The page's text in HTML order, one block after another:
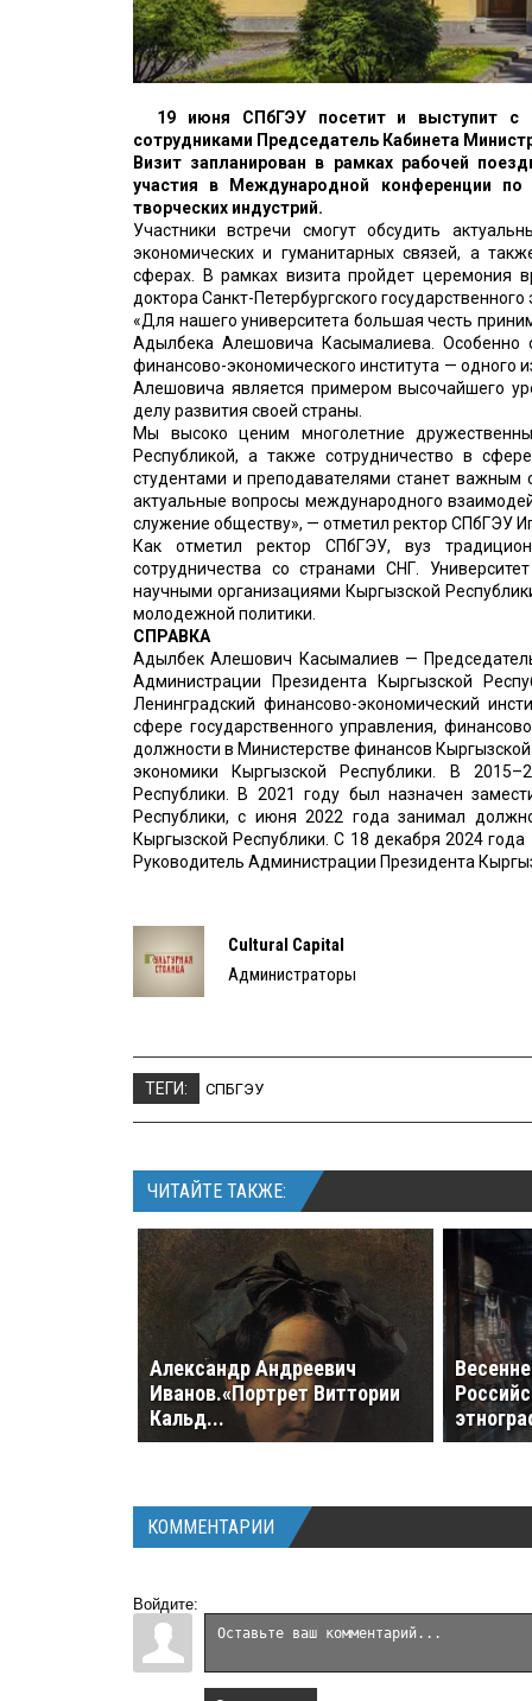
19 июня СПбГЭУ посетит и выступит с
сотрудниками Председатель Кабинета
Визит запланирован в рамках рабочей
участия в Международной конференции по
творческих индустрий.
Участники встречи смогут обсудить
экономических и гуманитарных связей, а
сферах. В рамках визита пройдет церемония
доктора Санкт-Петербургского
«Для нашего университета большая честь
Адылбека Алешовича Касымалиева. Особенно
финансово-экономического института —
Алешовича является примером высочайшего
делу развития своей страны.
Мы высоко ценим многолетние
Республикой, а также сотрудничество в
студентами и преподавателями станет важным
актуальные вопросы международного
служение обществу», — отметил ректор СПбГЭУ
Как отметил ректор СПбГЭУ, вуз
сотрудничества со странами СНГ.
научными организациями Кыргызской
молодежной политики.
СПРАВКА
Адылбек Алешович Касымалиев —
Администрации Президента Кыргызской
Ленинградский финансово-экономический
сфере государственного управления,
должности в Министерстве финансов
экономики Кыргызской Республики. В
Республики. В 2021 году был назначен
Республики, с июня 2022 года занимал
Кыргызской Республики. С 18 декабря 2024
Руководитель Администрации Президента
Cultural Capital
Администраторы
ТЕГИ: СПБГЭУ
ЧИТАЙТЕ ТАКЖЕ:
Александр Андреевич
Иванов.«Портрет Виттории
Кальд...
КОММЕНТАРИИ
Войдите: